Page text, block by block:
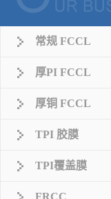
常规 FCCL
厚PI FCCL
厚铜 FCCL
TPI 胶膜
TPI覆盖膜
FRCC